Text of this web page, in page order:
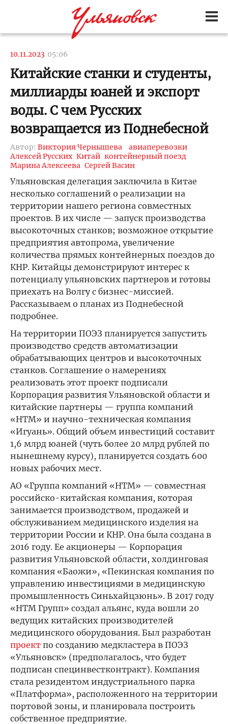
10.11.2023 05:06
Китайские станки и студенты,
миллиарды юаней и экспорт
воды. С чем Русских
возвращается из Поднебесной
Автор: Виктория Чернышева
авиаперевозки
Алексей Русских Китай контейнерный поезд
Марина Алексеева Сергей Васин
Ульяновская делегация заключила в Китае
несколько соглашений о реализации на
территории нашего региона совместных
проектов. В их числе — запуск производства
высокоточных станков; возможное открытие
предприятия автопрома, увеличение
количества прямых контейнерных поездов до
КНР. Китайцы демонстрируют интерес к
потенциалу ульяновских партнеров и готовы
приехать на Волгу с бизнес-миссией.
Рассказываем о планах из Поднебесной
подробнее.
На территории ПОЭЗ планируется запустить
производство средств автоматизации
обрабатывающих центров и высокоточных
станков. Соглашение о намерениях
реализовать этот проект подписали
Корпорация развития Ульяновской области и
китайские партнеры — группа компаний
«НТМ» и научно-техническая компания
«Игуань». Общий объем инвестиций составит
1,6 млрд юаней (чуть более 20 млрд рублей по
нынешнему курсу), планируется создать 600
новых рабочих мест.
АО «Группа компаний «НТМ» — совместная
российско-китайская компания, которая
занимается производством, продажей и
обслуживанием медицинского изделия на
территории России и КНР. Она была создана в
2016 году. Ее акционеры — Корпорация
развития Ульяновской области, холдинговая
компания «Баожи», «Пекинская компания по
управлению инвестициями в медицинскую
промышленность Синьхайцзюнь». В 2017 году
«НТМ Групп» создал альянс, куда вошли 20
ведущих китайских производителей
медицинского оборудования. Был разработан
проект по созданию медкластера в ПОЭЗ
«Ульяновск» (предполагалось, что будет
подписан специнвестконтракт). Компания
стала резидентом индустриального парка
«Платформа», расположенного на территории
портовой зоны, и планировала построить
собственное предприятие.